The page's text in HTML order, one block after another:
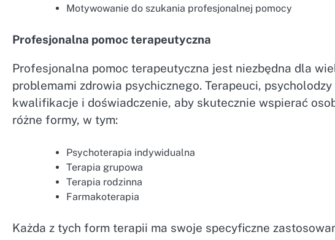
Motywowanie do szukania profesjonalnej pomocy
Profesjonalna pomoc terapeutyczna
Profesjonalna pomoc terapeutyczna jest niezbędna dla
problemami zdrowia psychicznego. Terapeuci,
kwalifikacje i doświadczenie, aby skutecznie wspierać
różne formy, w tym:
Psychoterapia indywidualna
Terapia grupowa
Terapia rodzinna
Farmakoterapia
Każda z tych form terapii ma swoje specyficzne